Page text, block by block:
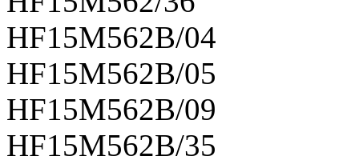
HF15M562B/04
HF15M562B/05
HF15M562B/09
HF15M562B/35